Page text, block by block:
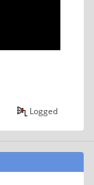
Logged